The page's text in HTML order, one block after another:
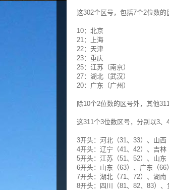
这302个区号，包括7个2位数的
10：北京
21：上海
22：天津
23：重庆
25：江苏（南京）
27：湖北（武汉）
20：广东（广州）
除10个2位数的区号外，其他
这311个3位数区号，分别以3、
3开头：河北（31、33）、山西
4开头：辽宁（41、42）、吉林
5开头：江苏（51、52）、山东
6开头：山东（63）、广东（66
7开头：湖北（71、72）、湖南
8开头：四川（81、82、83）